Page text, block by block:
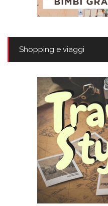
Shopping e viaggi